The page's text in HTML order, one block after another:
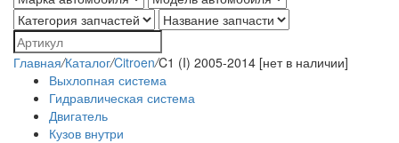
Главная/Каталог/Citroen/C1 (I) 2005-2014 [нет в наличии]
Выхлопная система
Гидравлическая система
Двигатель
Кузов внутри